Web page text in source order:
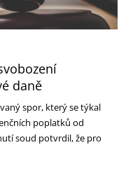
daně
spor, který se týkal
poplatků od
soud potvrdil, že pro